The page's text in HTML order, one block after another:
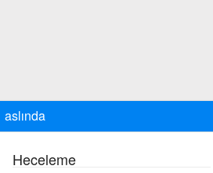
aslında
Heceleme